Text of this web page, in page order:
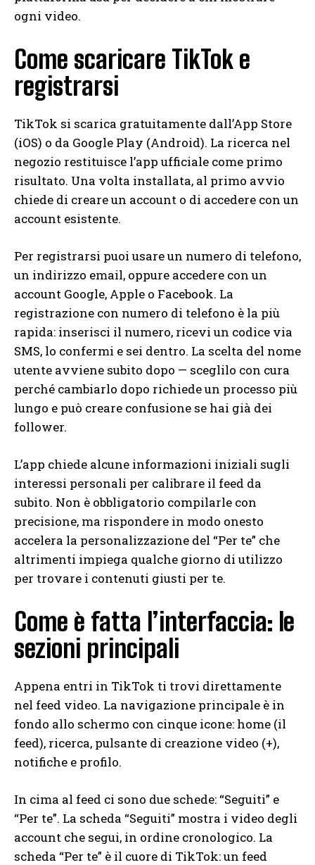
ogni video.
Come scaricare TikTok e
registrarsi
TikTok si scarica gratuitamente dall’App Store
(iOS) o da Google Play (Android). La ricerca nel
negozio restituisce l’app ufficiale come primo
risultato. Una volta installata, al primo avvio
chiede di creare un account o di accedere con un
account esistente.
Per registrarsi puoi usare un numero di telefono,
un indirizzo email, oppure accedere con un
account Google, Apple o Facebook. La
registrazione con numero di telefono è la più
rapida: inserisci il numero, ricevi un codice via
SMS, lo confermi e sei dentro. La scelta del nome
utente avviene subito dopo — sceglilo con cura
perché cambiarlo dopo richiede un processo più
lungo e può creare confusione se hai già dei
follower.
L’app chiede alcune informazioni iniziali sugli
interessi personali per calibrare il feed da
subito. Non è obbligatorio compilarle con
precisione, ma rispondere in modo onesto
accelera la personalizzazione del “Per te” che
altrimenti impiega qualche giorno di utilizzo
per trovare i contenuti giusti per te.
Come è fatta l’interfaccia: le
sezioni principali
Appena entri in TikTok ti trovi direttamente
nel feed video. La navigazione principale è in
fondo allo schermo con cinque icone: home (il
feed), ricerca, pulsante di creazione video (+),
notifiche e profilo.
In cima al feed ci sono due schede: “Seguiti” e
“Per te”. La scheda “Seguiti” mostra i video degli
account che segui, in ordine cronologico. La
scheda “Per te” è il cuore di TikTok: un feed